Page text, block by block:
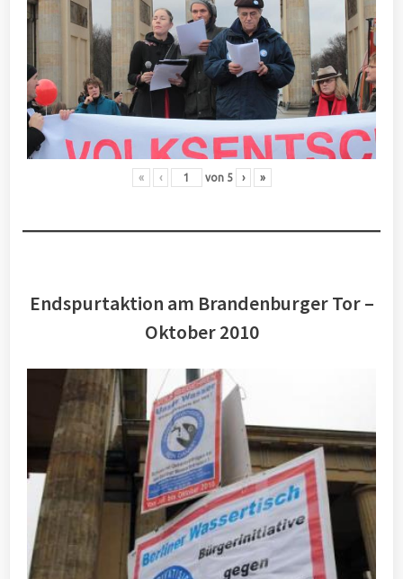
« ‹ von 5 › »
Endspurtaktion am Brandenburger Tor –
Oktober 2010